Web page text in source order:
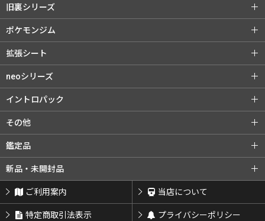
ご利用案内 当店について
特定商取引法表示 プライバシーポリシー
旧裏シリーズ
旧裏シリーズ (全商品)
第1弾（★）
第3弾 化石の秘密
ポケモンジム
ポケモンジム (全商品)
第1弾 カスミ
第2弾 エリカ
闇からの挑戦
拡張シート
拡張シート (全商品)
第2弾 赤版
neoシリーズ
neoシリーズ (全商品)
第2弾 遺跡をこえて...
第4弾 闇、そして光へ...
プレミアムファイル3
イントロパック
イントロパック (全商品)
ゼニガメデッキ
チコリータデッキ
その他
その他 (全商品)
サザンアイランド
鑑定品
鑑定品 (全商品)
ARS鑑定品 その他鑑定品
新品・未開封品
新品・未開封品 (全商品) BOX・パック
サプライ類等